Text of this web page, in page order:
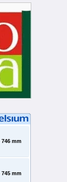
746 mm
745 mm